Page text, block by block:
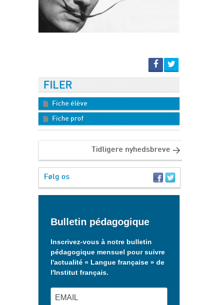
FILER
Fiche élève
Fiche prof
Tidligere nyhedsbreve
Følg os
Bulletin pédagogique
Inscrivez-vous à notre bulletin
pédagogique mensuel pour suivre
l'actualité « Langue française » de
l'Institut français.